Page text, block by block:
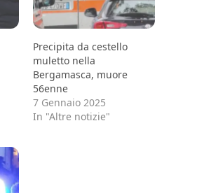
Precipita da cestello
muletto nella
Bergamasca, muore
56enne
7 Gennaio 2025
In "Altre notizie"